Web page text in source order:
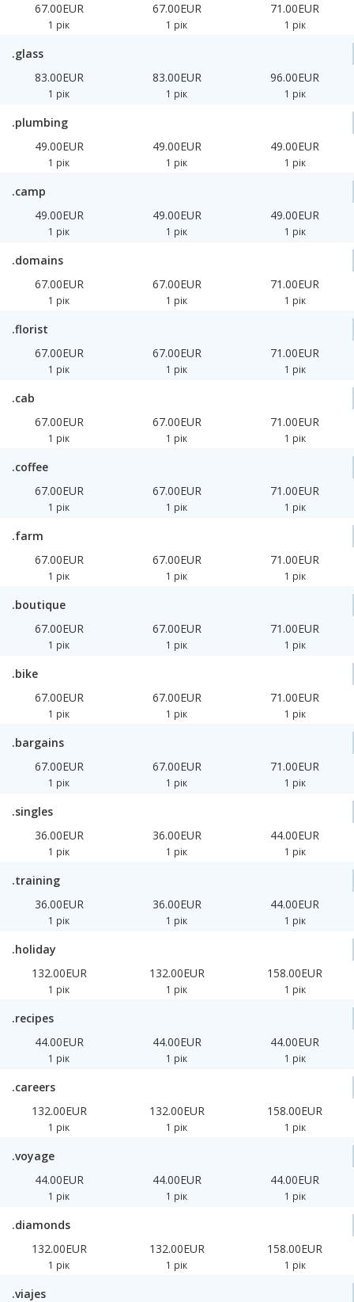
67.00EUR
1 рік
67.00EUR
1 рік
71.00EUR
1 рік
.glass
83.00EUR
1 рік
83.00EUR
1 рік
96.00EUR
1 рік
.plumbing
49.00EUR
1 рік
49.00EUR
1 рік
49.00EUR
1 рік
.camp
49.00EUR
1 рік
49.00EUR
1 рік
49.00EUR
1 рік
.domains
67.00EUR
1 рік
67.00EUR
1 рік
71.00EUR
1 рік
.florist
67.00EUR
1 рік
67.00EUR
1 рік
71.00EUR
1 рік
.cab
67.00EUR
1 рік
67.00EUR
1 рік
71.00EUR
1 рік
.coffee
67.00EUR
1 рік
67.00EUR
1 рік
71.00EUR
1 рік
.farm
67.00EUR
1 рік
67.00EUR
1 рік
71.00EUR
1 рік
.boutique
67.00EUR
1 рік
67.00EUR
1 рік
71.00EUR
1 рік
.bike
67.00EUR
1 рік
67.00EUR
1 рік
71.00EUR
1 рік
.bargains
67.00EUR
1 рік
67.00EUR
1 рік
71.00EUR
1 рік
.singles
36.00EUR
1 рік
36.00EUR
1 рік
44.00EUR
1 рік
.training
36.00EUR
1 рік
36.00EUR
1 рік
44.00EUR
1 рік
.holiday
132.00EUR
1 рік
132.00EUR
1 рік
158.00EUR
1 рік
.recipes
44.00EUR
1 рік
44.00EUR
1 рік
44.00EUR
1 рік
.careers
132.00EUR
1 рік
132.00EUR
1 рік
158.00EUR
1 рік
.voyage
44.00EUR
1 рік
44.00EUR
1 рік
44.00EUR
1 рік
.diamonds
132.00EUR
1 рік
132.00EUR
1 рік
158.00EUR
1 рік
.viajes